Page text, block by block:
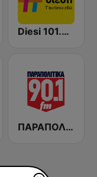
Diesi 101.3 FM
ΠΑΡΑΠΟΛΙΤΙΚΑ 90.1 FM